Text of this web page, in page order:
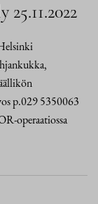
p.029 5350063
operaatiossa